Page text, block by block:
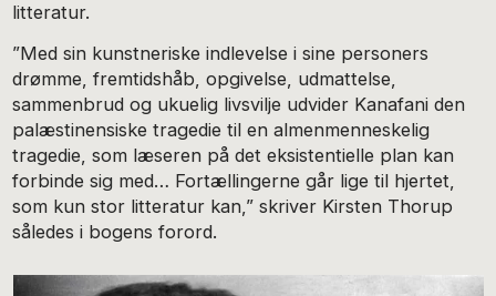
litteratur.
”Med sin kunstneriske indlevelse i sine personers
drømme, fremtidshåb, opgivelse, udmattelse,
sammenbrud og ukuelig livsvilje udvider Kanafani den
palæstinensiske tragedie til en almenmenneskelig
tragedie, som læseren på det eksistentielle plan kan
forbinde sig med… Fortællingerne går lige til hjertet,
som kun stor litteratur kan,” skriver Kirsten Thorup
således i bogens forord.